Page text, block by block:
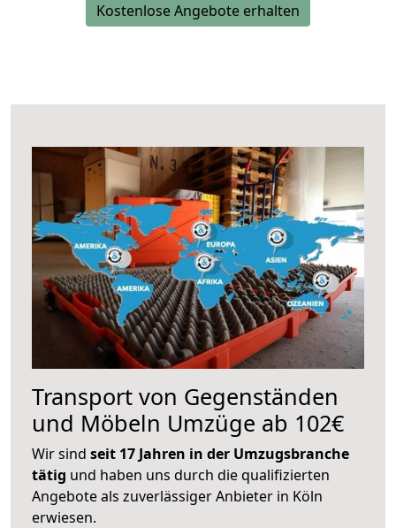
Kostenlose Angebote erhalten
Transport von Gegenständen
und Möbeln Umzüge ab 102€
Wir sind seit 17 Jahren in der Umzugsbranche
tätig und haben uns durch die qualifizierten
Angebote als zuverlässiger Anbieter in Köln
erwiesen.